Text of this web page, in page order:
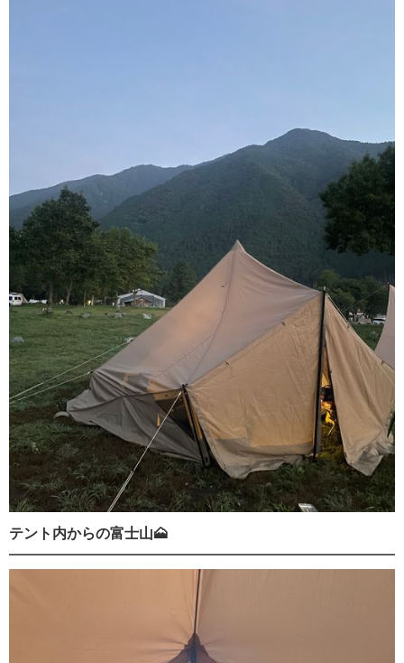
テント内からの富士山🗻